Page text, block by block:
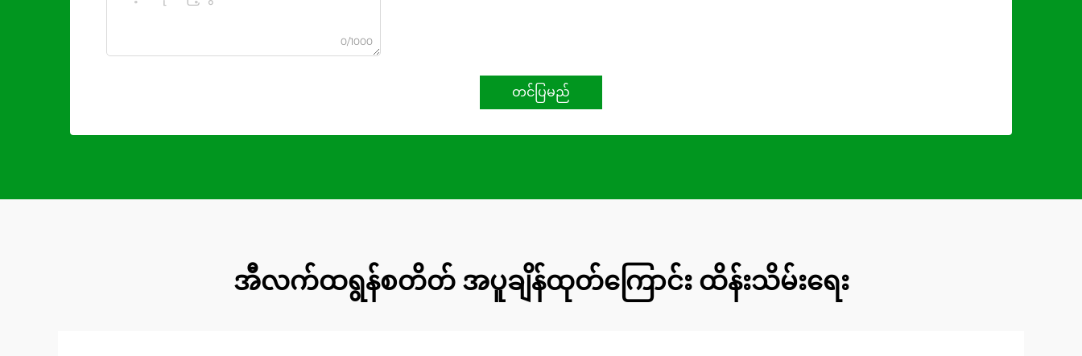
0/1000
တင်ပြမည်
အီလက်ထရွန်စတိတ် အပူချိန်ထုတ်ကြောင်း ထိန်းသိမ်းရေး